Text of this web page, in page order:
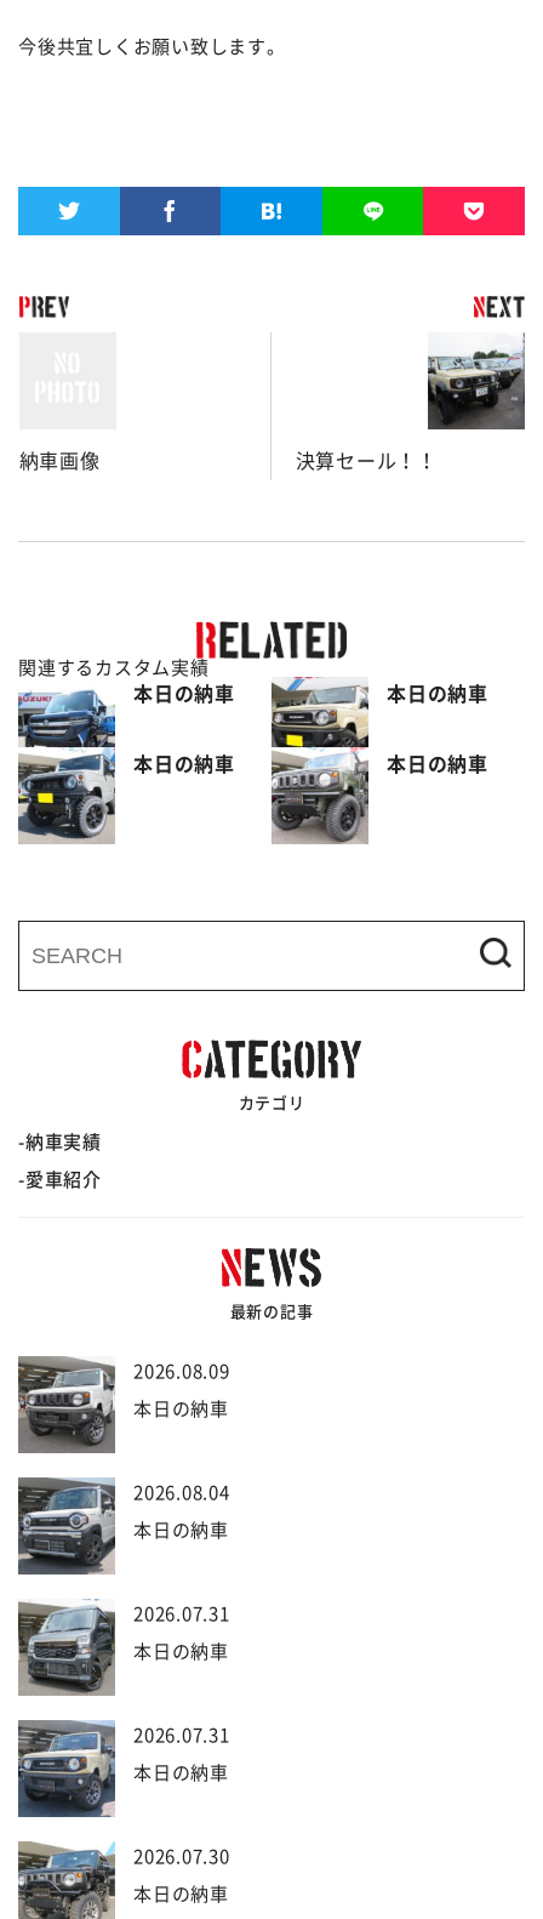
今後共宜しくお願い致します。
納車画像 決算セール！！
関連するカスタム実績
本日の納車 本日の納車
本日の納車 本日の納車
カテゴリ
納車実績
愛車紹介
最新の記事
2026.08.09
本日の納車
2026.08.04
本日の納車
2026.07.31
本日の納車
2026.07.31
本日の納車
2026.07.30
本日の納車